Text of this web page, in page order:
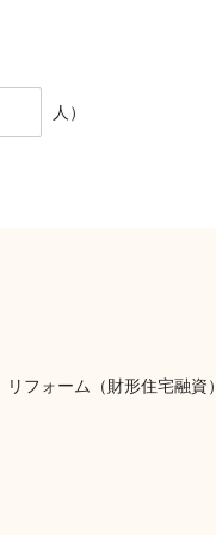
人）
リフォーム（財形住宅融資）